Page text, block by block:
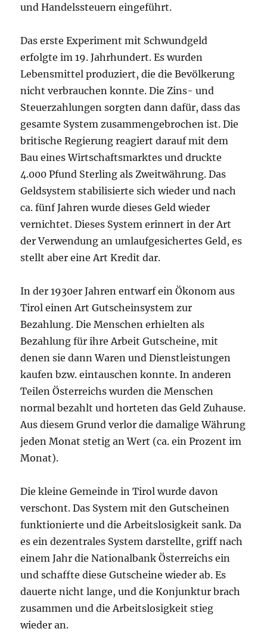
und Handelssteuern eingeführt.
Das erste Experiment mit Schwundgeld
erfolgte im 19. Jahrhundert. Es wurden
Lebensmittel produziert, die die Bevölkerung
nicht verbrauchen konnte. Die Zins- und
Steuerzahlungen sorgten dann dafür, dass das
gesamte System zusammengebrochen ist. Die
britische Regierung reagiert darauf mit dem
Bau eines Wirtschaftsmarktes und druckte
4.000 Pfund Sterling als Zweitwährung. Das
Geldsystem stabilisierte sich wieder und nach
ca. fünf Jahren wurde dieses Geld wieder
vernichtet. Dieses System erinnert in der Art
der Verwendung an umlaufgesichertes Geld, es
stellt aber eine Art Kredit dar.
In der 1930er Jahren entwarf ein Ökonom aus
Tirol einen Art Gutscheinsystem zur
Bezahlung. Die Menschen erhielten als
Bezahlung für ihre Arbeit Gutscheine, mit
denen sie dann Waren und Dienstleistungen
kaufen bzw. eintauschen konnte. In anderen
Teilen Österreichs wurden die Menschen
normal bezahlt und horteten das Geld Zuhause.
Aus diesem Grund verlor die damalige Währung
jeden Monat stetig an Wert (ca. ein Prozent im
Monat).
Die kleine Gemeinde in Tirol wurde davon
verschont. Das System mit den Gutscheinen
funktionierte und die Arbeitslosigkeit sank. Da
es ein dezentrales System darstellte, griff nach
einem Jahr die Nationalbank Österreichs ein
und schaffte diese Gutscheine wieder ab. Es
dauerte nicht lange, und die Konjunktur brach
zusammen und die Arbeitslosigkeit stieg
wieder an.